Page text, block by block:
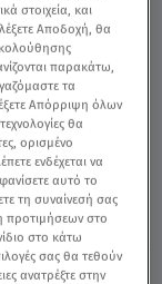
ΤΣΙΠΡΑΣ
στοιχεία, και
Αποδοχή, θα
παρακάτω,
τα
Απόρριψη όλων
θα
ορισμένο
ενδέχεται να
αυτό το
τη συναίνεσή σας
προτιμήσεων στο
στο κάτω
σας θα τεθούν
ανατρέξτε στην